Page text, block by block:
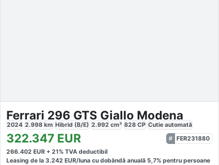
Ferrari 296 GTS Giallo Modena
2024 2.998 km Hibrid (B/E) 2.992 cm³ 828 CP Cutie automată
322.347 EUR
FER231880
266.402 EUR + 21% TVA deductibil
Leasing de la 3.242 EUR/luna cu dobăndă anuală 5,7% pentru persoane